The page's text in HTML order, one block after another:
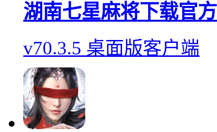
湖南七星麻将下载官
v70.3.5 桌面版客户端